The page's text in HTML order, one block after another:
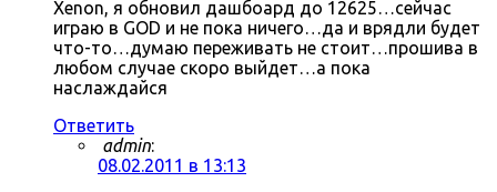
Xenon, я обновил дашбоард до 12625…сейчас
играю в GOD и не пока ничего…да и врядли будет
что-то…думаю переживать не стоит…прошива в
любом случае скоро выйдет…а пока
наслаждайся
Ответить
admin:
08.02.2011 в 13:13